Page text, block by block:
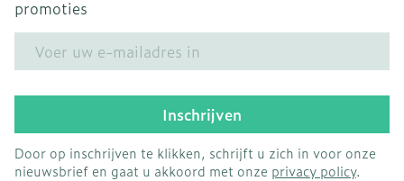
promoties
Inschrijven
Door op inschrijven te klikken, schrijft u zich in voor onze
nieuwsbrief en gaat u akkoord met onze privacy policy.